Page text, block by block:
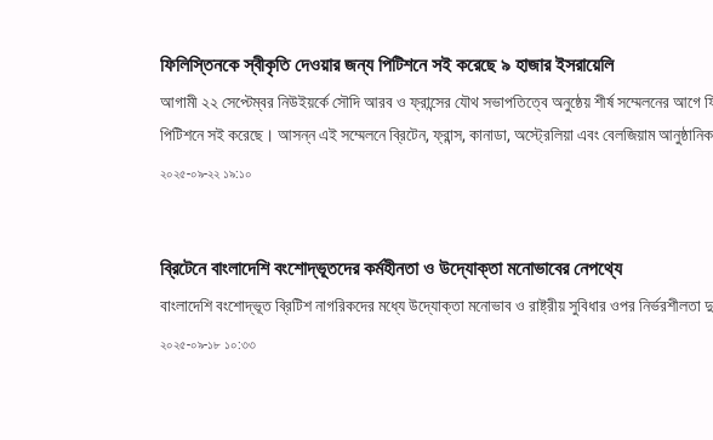
ফিলিস্তিনকে স্বীকৃতি দেওয়ার জন্য পিটিশনে সই করেছে ৯ হাজার ইসরায়েলি
আগামী ২২ সেপ্টেম্বর নিউইয়র্কে সৌদি আরব ও ফ্রান্সের যৌথ সভাপতিত্বে অনুষ্ঠেয় শীর্ষ সম্মেলনের
পিটিশনে সই করেছে। আসন্ন এই সম্মেলনে ব্রিটেন, ফ্রান্স, কানাডা, অস্ট্রেলিয়া এবং বেলজিয়াম
২০২৫-০৯-২২ ১৯:১০
ব্রিটেনে বাংলাদেশি বংশোদ্ভূতদের কর্মহীনতা ও উদ্যোক্তা মনোভাবের নেপথ্যে
বাংলাদেশি বংশোদ্ভূত ব্রিটিশ নাগরিকদের মধ্যে উদ্যোক্তা মনোভাব ও রাষ্ট্রীয় সুবিধার ওপর
২০২৫-০৯-১৮ ১০:৩৩